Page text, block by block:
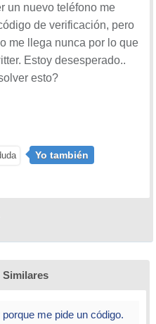
un nuevo teléfono me
de verificación, pero
me llega nunca por lo que
Estoy desesperado..
esto?
Yo también
Similares
me pide un código.